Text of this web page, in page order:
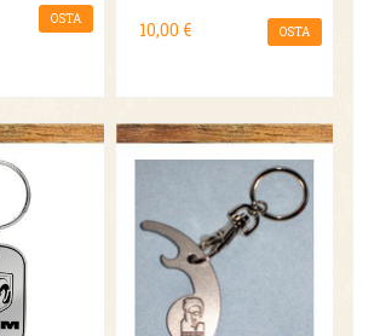
OSTA 10,00 € OSTA